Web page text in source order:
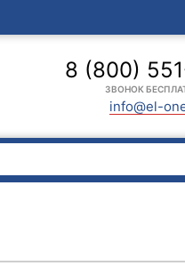
8 (800)
ЗВОНОК
info@el-